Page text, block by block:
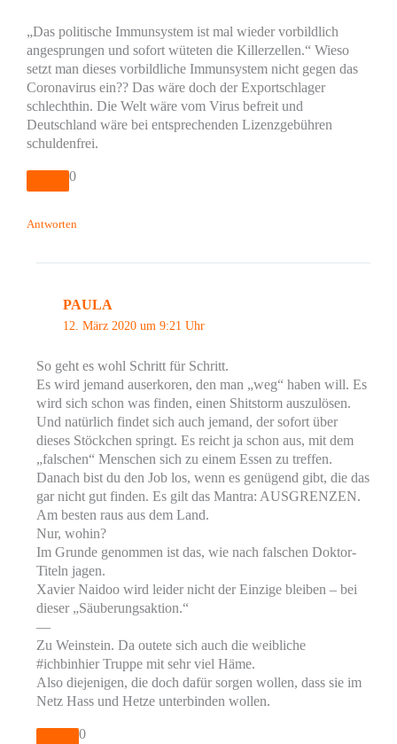
„Das politische Immunsystem ist mal wieder vorbildlich
angesprungen und sofort wüteten die Killerzellen.“ Wieso
setzt man dieses vorbildliche Immunsystem nicht gegen das
Coronavirus ein?? Das wäre doch der Exportschlager
schlechthin. Die Welt wäre vom Virus befreit und
Deutschland wäre bei entsprechenden Lizenzgebühren
schuldenfrei.
0
Antworten
PAULA
12. März 2020 um 9:21 Uhr
So geht es wohl Schritt für Schritt.
Es wird jemand auserkoren, den man „weg“ haben will. Es
wird sich schon was finden, einen Shitstorm auszulösen.
Und natürlich findet sich auch jemand, der sofort über
dieses Stöckchen springt. Es reicht ja schon aus, mit dem
„falschen“ Menschen sich zu einem Essen zu treffen.
Danach bist du den Job los, wenn es genügend gibt, die das
gar nicht gut finden. Es gilt das Mantra: AUSGRENZEN.
Am besten raus aus dem Land.
Nur, wohin?
Im Grunde genommen ist das, wie nach falschen Doktor-
Titeln jagen.
Xavier Naidoo wird leider nicht der Einzige bleiben – bei
dieser „Säuberungsaktion.“
—
Zu Weinstein. Da outete sich auch die weibliche
#ichbinhier Truppe mit sehr viel Häme.
Also diejenigen, die doch dafür sorgen wollen, dass sie im
Netz Hass und Hetze unterbinden wollen.
0